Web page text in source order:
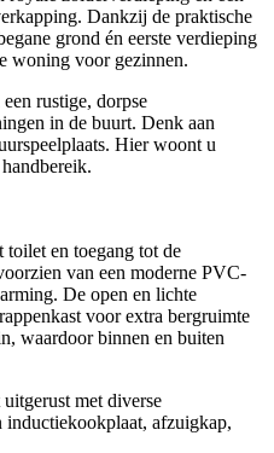
Dankzij de praktische
grond én eerste verdieping
woning voor gezinnen.
rustige, dorpse
in de buurt. Denk aan
Hier woont u
toilet en toegang tot de
van een moderne PVC-
De open en lichte
voor extra bergruimte
waardoor binnen en buiten
met diverse
inductiekookplaat, afzuigkap,